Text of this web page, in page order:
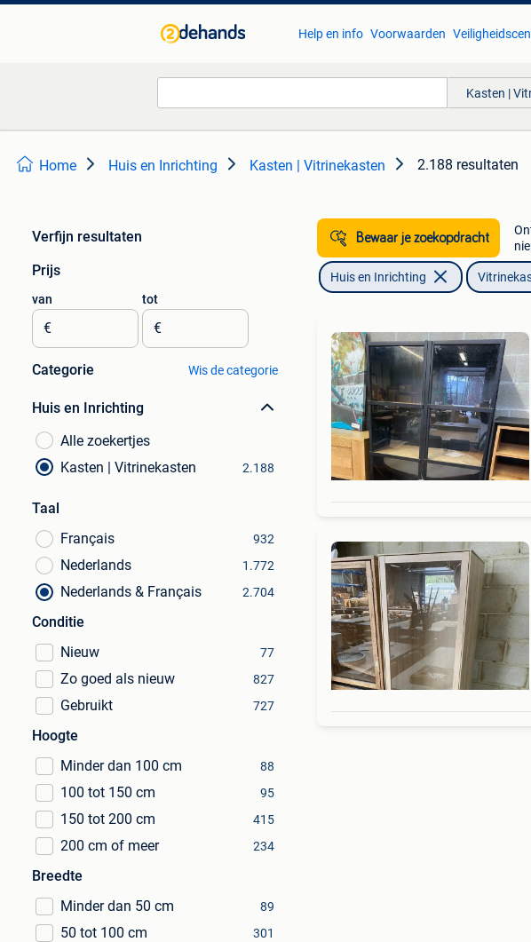
Help en info Voorwaarden
Kasten |
Home Huis en Inrichting Kasten | Vitrinekasten 2.188 resultaten
Verfijn resultaten
Prijs
van
€
tot
€
Categorie Wis de categorie
Huis en Inrichting
Alle zoekertjes
Kasten | Vitrinekasten
2.188
Taal
Français
932
Nederlands 1.772
Nederlands & Français 2.704
Conditie
Nieuw
77
Zo goed als nieuw 827
Gebruikt 727
Hoogte
Minder dan 100 cm
88
100 tot 150 cm 95
150 tot 200 cm 415
200 cm of meer 234
Breedte
Minder dan 50 cm
89
50 tot 100 cm 301
Bewaar je zoekopdracht
Huis en Inrichting